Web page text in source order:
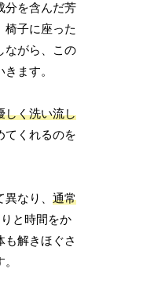
分を含んだ芳
椅子に座った
ながら、この
ます。
しく洗い流し
てくれるのを
異なり、通常
と時間をか
も解きほぐさ